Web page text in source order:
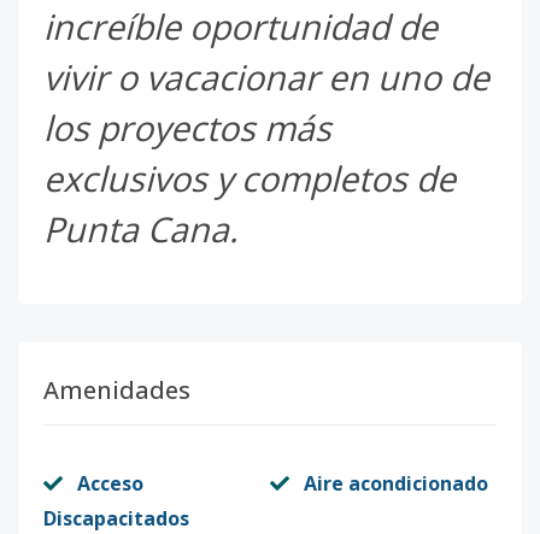
increíble oportunidad de
vivir o vacacionar en uno de
los proyectos más
exclusivos y completos de
Punta Cana.
Amenidades
Acceso
Discapacitados
Aire acondicionado